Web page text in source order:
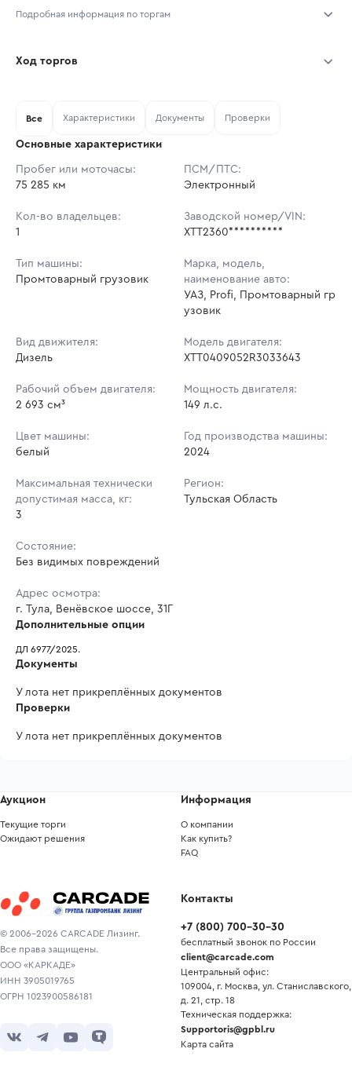
Подробная информация по торгам
Тип аукциона: Открытые торги
Шаг торгов: 11 277 ₽
Кол-во ставок:
Ход торгов
Ставок не найдено
в аукционах
Все Характеристики Документы Проверки
Основные характеристики
Пробег или моточасы:
75 285 км
ПСМ/ПТС:
Электронный
Кол-во владельцев:
1
Заводской номер/VIN:
XTT2360**********
Тип машины:
Промтоварный грузовик
Марка, модель,
наименование авто:
УАЗ, Profi, Промтоварный гр
узовик
Вид движителя:
Дизель
Модель двигателя:
XTT0409052R3033643
Рабочий объем двигателя:
2 693 см³
Мощность двигателя:
149 л.с.
Цвет машины:
белый
Год производства машины:
2024
Максимальная технически
допустимая масса, кг:
3
Регион:
Тульская Область
Состояние:
Без видимых повреждений
Адрес осмотра:
г. Тула, Венёвское шоссе, 31Г
Дополнительные опции
ДЛ 6977/2025.
Документы
У лота нет прикреплённых документов
Проверки
У лота нет прикреплённых документов
© 2006-2026 CARCADE Лизинг.
Все права защищены.
ООО «КАРКАДЕ»
ИНН 3905019765
ОГРН 1023900586181
Аукцион
Текущие торги
Ожидают решения
Информация
О компании
Как купить?
FAQ
Контакты
+7 (800) 700-30-30
бесплатный звонок по России
client@carcade.com
Центральный офис:
109004, г. Москва, ул. Станиславского,
д. 21, стр. 18
Техническая поддержка:
Supportoris@gpbl.ru
Карта сайта